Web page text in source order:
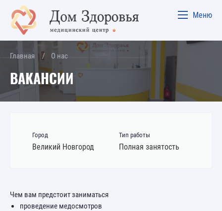
Меню
Главная О нас
ВАКАНСИИ
Город
Великий Новгород
Тип работы
Полная занятость
Чем вам предстоит заниматься
проведение медосмотров